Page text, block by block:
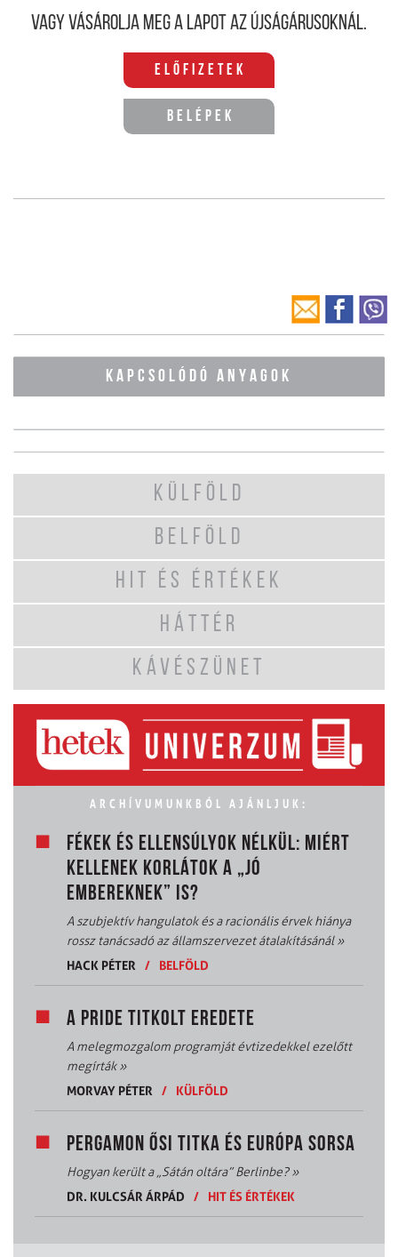
Vagy vásárolja meg a lapot az újságárusoknál.
Előfizetek
Belépek
KAPCSOLÓDÓ ANYAGOK
KÜLFÖLD
BELFÖLD
HIT ÉS ÉRTÉKEK
HÁTTÉR
KÁVÉSZÜNET
ARCHÍVUMUNKBÓL AJÁNLJUK:
FÉKEK ÉS ELLENSÚLYOK NÉLKÜL: MIÉRT
KELLENEK KORLÁTOK A „JÓ
EMBEREKNEK” IS?
A szubjektív hangulatok és a racionális érvek hiánya
rossz tanácsadó az államszervezet átalakításánál»
HACK PÉTER
/ BELFÖLD
A PRIDE TITKOLT EREDETE
A melegmozgalom programját évtizedekkel ezelőtt
megírták»
MORVAY PÉTER
/ KÜLFÖLD
PERGAMON ŐSI TITKA ÉS EURÓPA SORSA
Hogyan került a „Sátán oltára” Berlinbe?»
DR. KULCSÁR ÁRPÁD
/ HIT ÉS ÉRTÉKEK